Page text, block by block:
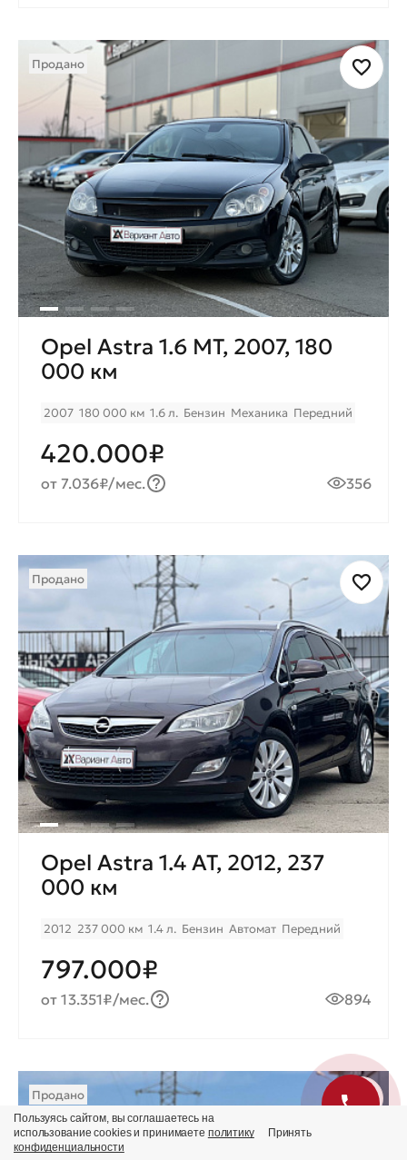
Продано
Opel Astra 1.6 MT, 2007, 180
000 км
2007 180 000 км 1.6 л. Бензин Механика Передний
420.000₽
от 7.036₽/мес. 356
Продано
Opel Astra 1.4 AT, 2012, 237
000 км
2012 237 000 км 1.4 л. Бензин Автомат Передний
797.000₽
от 13.351₽/мес. 894
Продано
Пользуясь сайтом, вы соглашаетесь на
использование cookies и принимаете политику
конфиденциальности
Принять